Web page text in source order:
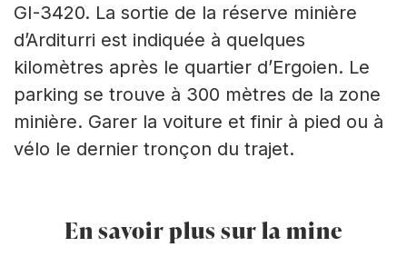
GI-3420. La sortie de la réserve minière
d’Arditurri est indiquée à quelques
kilomètres après le quartier d’Ergoien. Le
parking se trouve à 300 mètres de la zone
minière. Garer la voiture et finir à pied ou à
vélo le dernier tronçon du trajet.
En savoir plus sur la mine